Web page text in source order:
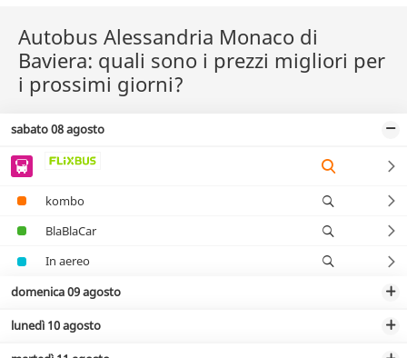
Autobus Alessandria Monaco di
Baviera: quali sono i prezzi migliori per
i prossimi giorni?
sabato 08 agosto
kombo
BlaBlaCar
In aereo
domenica 09 agosto
lunedì 10 agosto